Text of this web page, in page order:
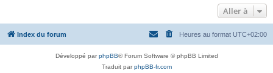
c
e
Aller à
Index du forum Heures au format UTC+02:00
Développé parphpBB® Forum Software © phpBB Limited
Traduit parphpBB-fr.com